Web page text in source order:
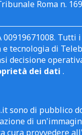
Roma n.
00919671008.
tecnologia di
decisione
dei dati .
sono di pubblico
di
cura provvedere